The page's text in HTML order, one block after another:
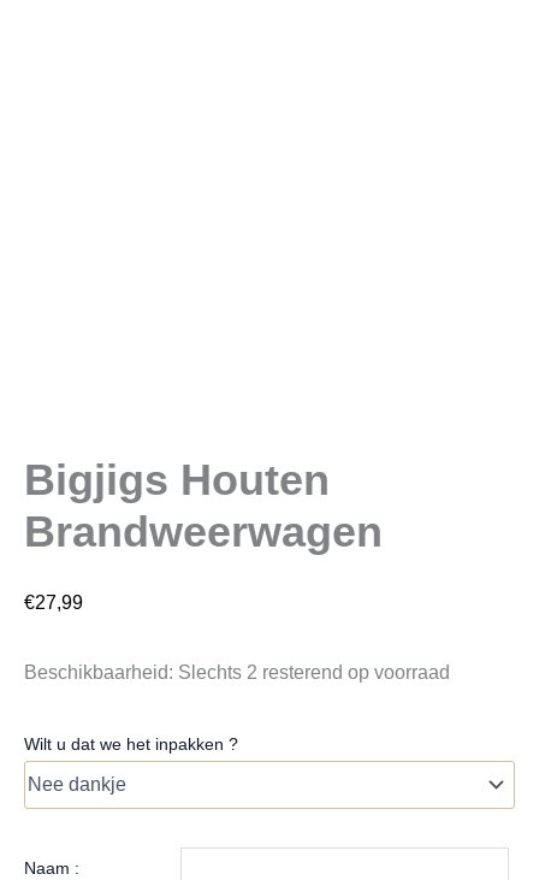
Bigjigs Houten
Brandweerwagen
€27,99
Beschikbaarheid: Slechts 2 resterend op voorraad
Wilt u dat we het inpakken ?
Naam :